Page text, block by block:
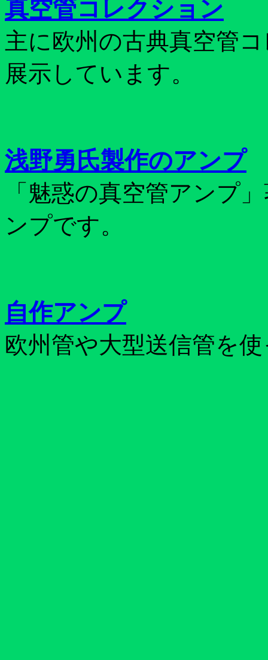
真空管コレクション
主に欧州の古典真空管
展示しています。
浅野勇氏製作のアンプ
「魅惑の真空管アンプ
ンプです。
自作アンプ
欧州管や大型送信管を